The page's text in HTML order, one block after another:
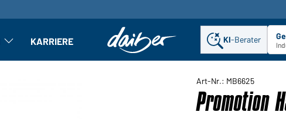
Unternehmen: Untermenü öffnen
KARRIERE KI-Berater
Art-Nr.: MB6625
Promotion